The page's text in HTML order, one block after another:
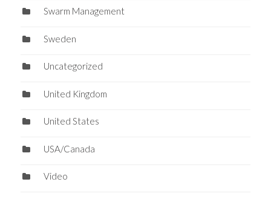
Swarm Management
Sweden
Uncategorized
United Kingdom
United States
USA/Canada
Video